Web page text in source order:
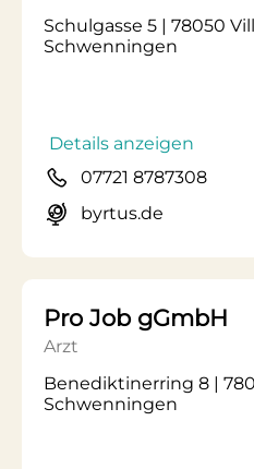
Schulgasse 5 | 78050
Schwenningen
Details anzeigen
07721 8787308
byrtus.de
Pro Job gGmbH
Arzt
Benediktinerring 8 |
Schwenningen